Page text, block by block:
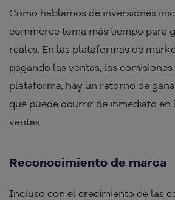
Como hablamos de inversiones
commerce toma más tiempo para
reales. En las plataformas de
pagando las ventas, las
plataforma, hay un retorno de
que puede ocurrir de inmediato en
ventas.
Reconocimiento de marca
Incluso con el crecimiento de las